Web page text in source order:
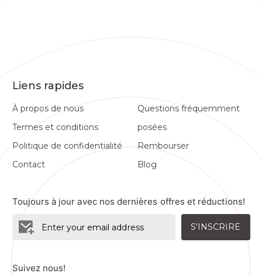
Liens rapides
À propos de nous
Termes et conditions
Politique de confidentialité
Contact
Questions fréquemment
posées
Rembourser
Blog
Toujours à jour avec nos dernières offres et réductions!
S'INSCRIRE
Suivez nous!